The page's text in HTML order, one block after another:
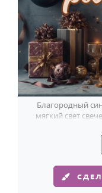
КОМУ
Женщине
Мужчине
Маме
Папе
Детям
Все
ПЕРСОНАЛЬНЫЕ
Пожелания
Благородный
мягкий свет